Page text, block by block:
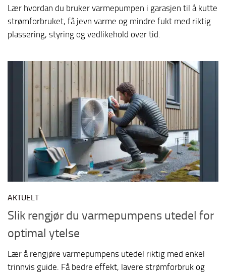
Lær hvordan du bruker varmepumpen i garasjen til å kutte
strømforbruket, få jevn varme og mindre fukt med riktig
plassering, styring og vedlikehold over tid.
AKTUELT
Slik rengjør du varmepumpens utedel for
optimal ytelse
Lær å rengjøre varmepumpens utedel riktig med enkel
trinnvis guide. Få bedre effekt, lavere strømforbruk og